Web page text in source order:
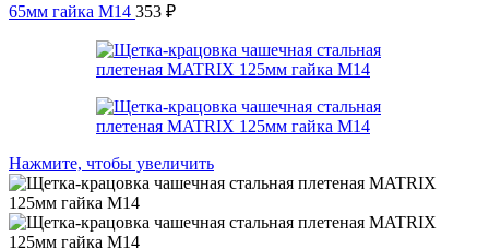
65мм гайка М14 353 ₽
Нажмите, чтобы увеличить